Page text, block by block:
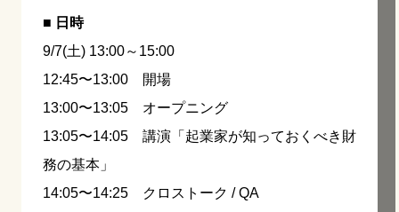
■ 日時
9/7(土) 13:00～15:00
12:45〜13:00 開場
13:00〜13:05 オープニング
13:05〜14:05 講演「起業家が知っておくべき財
務の基本」
14:05〜14:25 クロストーク / QA